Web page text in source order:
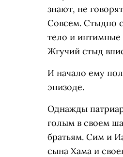
знают, не
Совсем. Стыдно
тело и интимные
Жгучий стыд
И начало ему
эпизоде.
Однажды
голым в своем
братьям. Сим и
сына Хама и